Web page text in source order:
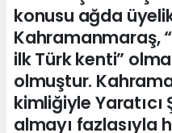
konusu ağda
Kahramanmaraş,
ilk Türk kenti”
olmuştur.
kimliğiyle Yaratıcı
almayı fazlasıyla